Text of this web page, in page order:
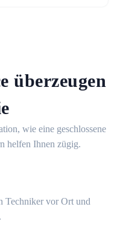
überzeugen
wie eine geschlossene
helfen Ihnen zügig.
Techniker vor Ort und